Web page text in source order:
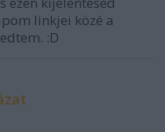
linkjei közé a
:D